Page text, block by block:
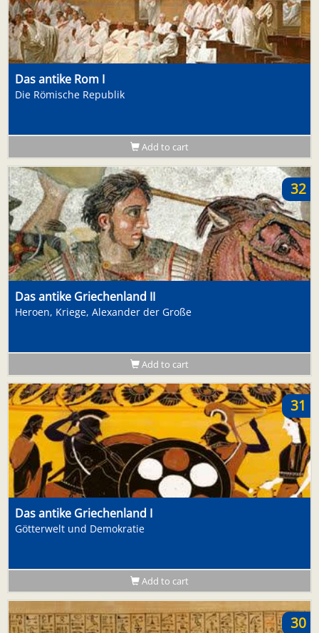
Das antike Rom I
Die Römische Republik
Add to cart
32
Das antike Griechenland II
Heroen, Kriege, Alexander der Große
Add to cart
31
Das antike Griechenland I
Götterwelt und Demokratie
Add to cart
30